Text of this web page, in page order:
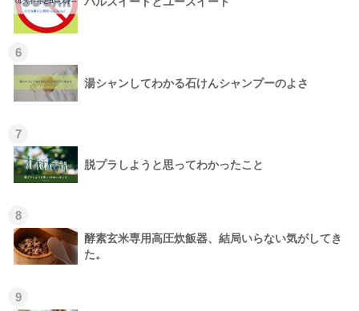
6
湯シャンしてわかる石けんシャンプーのよさ
7
脱プラしようと思ってわかったこと
8
酵素玄米専用高圧炊飯器、結局いらない気がしてき
た。
9